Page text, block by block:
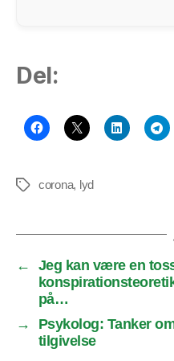
Del:
Tagscorona, lyd
←
Jeg kan være en
på…
→
Psykolog: Tanker
tilgivelse